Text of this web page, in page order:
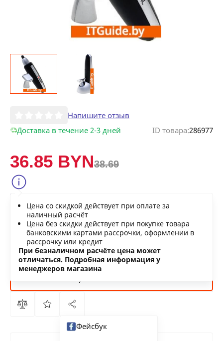
Напишите отзыв
Доставка в течение 2-3 дней
ID товара:286977
36.85 BYN38.69
Цена со скидкой действует при оплате за
наличный расчёт
Цена без скидки действует при покупке товара
банковскими картами рассрочки, оформлении в
рассрочку или кредит
При безналичном расчёте цена может
отличаться. Подробная информация у
менеджеров магазина
Нашли дешевле?
Фейсбук